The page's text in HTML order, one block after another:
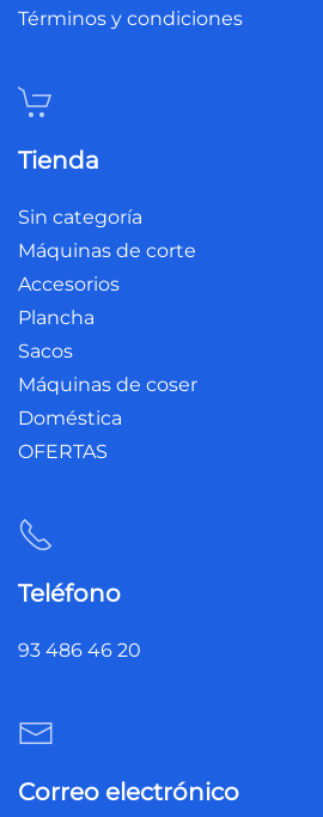
Términos y condiciones
Tienda
Sin categoría
Máquinas de corte
Accesorios
Plancha
Sacos
Máquinas de coser
Doméstica
OFERTAS
Teléfono
93 486 46 20
Correo electrónico